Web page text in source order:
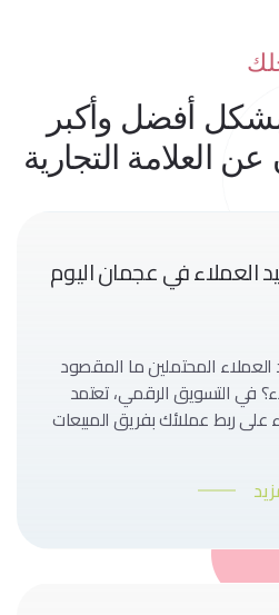
أفضل وأكبر
العلامة التجارية
العملاء في عجمان اليوم
العملاء المحتملين ما المقصود
في التسويق الرقمي، تعتمد
على ربط عملائك بفريق المبيعات
والتحقق مما إذا كانوا
يتم تأكيد وتأهيل كل العملاء
من أنك تتحدث […]